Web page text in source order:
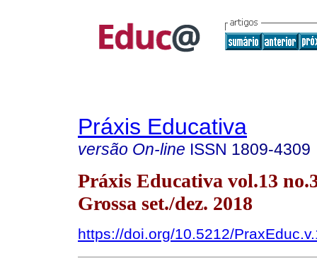
Práxis Educativa
versão On-line ISSN 1809-4309
Práxis Educativa vol.13
Grossa set./dez. 2018
https://doi.org/10.5212/